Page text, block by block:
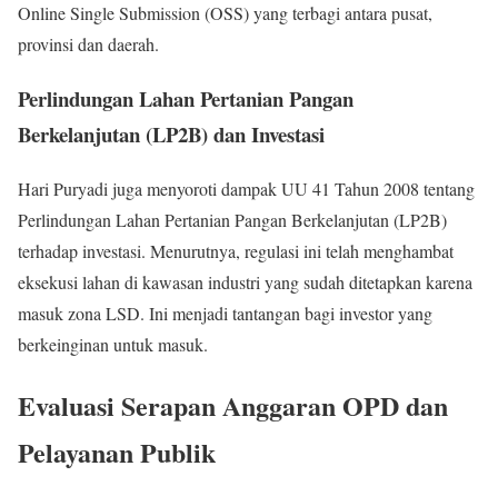
Online Single Submission (OSS) yang terbagi antara pusat,
provinsi dan daerah.
Perlindungan Lahan Pertanian Pangan
Berkelanjutan (LP2B) dan Investasi
Hari Puryadi juga menyoroti dampak UU 41 Tahun 2008 tentang
Perlindungan Lahan Pertanian Pangan Berkelanjutan (LP2B)
terhadap investasi. Menurutnya, regulasi ini telah menghambat
eksekusi lahan di kawasan industri yang sudah ditetapkan karena
masuk zona LSD. Ini menjadi tantangan bagi investor yang
berkeinginan untuk masuk.
Evaluasi Serapan Anggaran OPD dan
Pelayanan Publik